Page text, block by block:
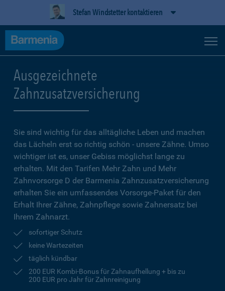
Stefan Windstetter kontaktieren
Ausgezeichnete
Zahnzusatzversicherung
Sie sind wichtig für das alltägliche Leben und machen
das Lächeln erst so richtig schön - unsere Zähne. Umso
wichtiger ist es, unser Gebiss möglichst lange zu
erhalten. Mit den Tarifen Mehr Zahn und Mehr
Zahnvorsorge D der Barmenia Zahnzusatzversicherung
erhalten Sie ein umfassendes Vorsorge-Paket für den
Erhalt Ihrer Zähne, Zahnpflege sowie Zahnersatz bei
Ihrem Zahnarzt.
sofortiger Schutz
keine Wartezeiten
täglich kündbar
200 EUR Kombi-Bonus für Zahnaufhellung + bis zu
200 EUR pro Jahr für Zahnreinigung